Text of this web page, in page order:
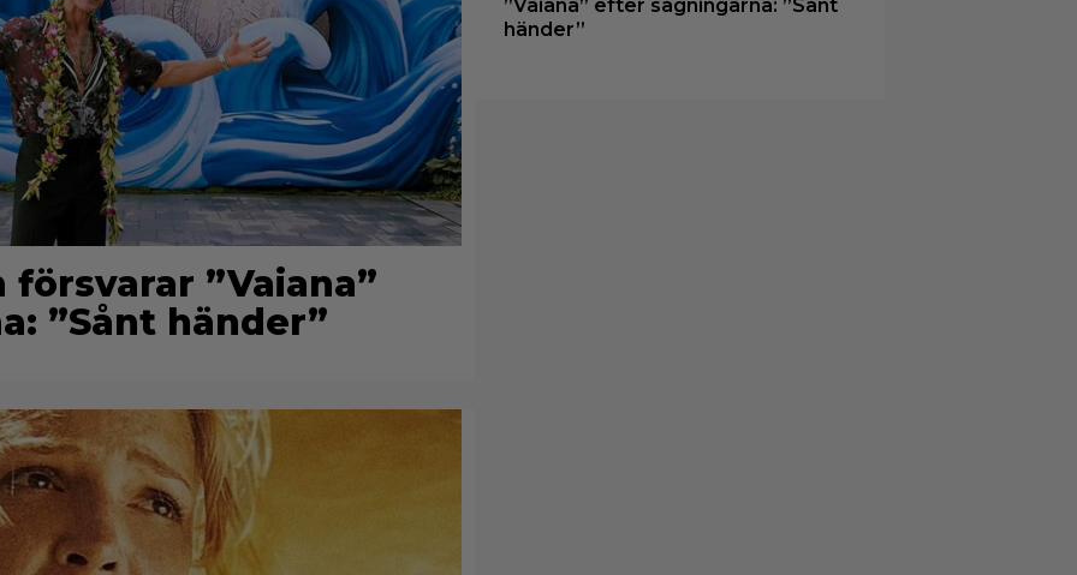
”Vaiana”
”Sånt händer”
”Vaiana” efter sågningarna: ”Sånt
händer”